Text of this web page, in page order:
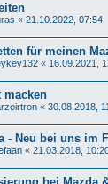
« 21.10.2022, 07:54
für meinen
« 16.09.2021,
macken
« 30.08.2018,
- Neu bei uns im
« 21.03.2018,